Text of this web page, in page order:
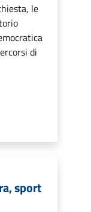
le
di
sport